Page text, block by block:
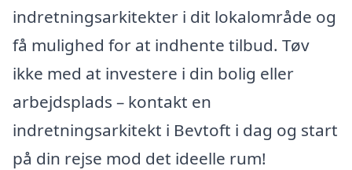
indretningsarkitekter i dit lokalområde og
få mulighed for at indhente tilbud. Tøv
ikke med at investere i din bolig eller
arbejdsplads – kontakt en
indretningsarkitekt i Bevtoft i dag og start
på din rejse mod det ideelle rum!